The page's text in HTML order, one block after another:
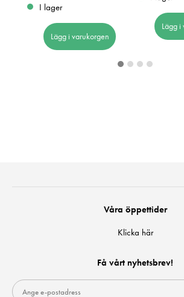
I lager
Lägg i varukorgen
Lägg i
Våra öppettider
Klicka här
Få vårt nyhetsbrev!